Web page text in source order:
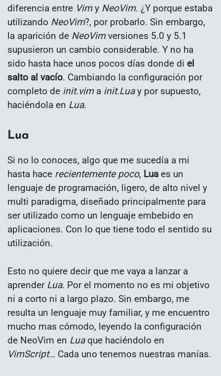
diferencia entre Vimy NeoVim. ¿Y porque estaba
utilizando NeoVim?, por probarlo. Sin embargo,
la aparición de NeoVimversiones 5.0 y 5.1
supusieron un cambio considerable. Y no ha
sido hasta hace unos pocos días donde di el
salto al vacío. Cambiando la configuración por
completo de init.vima init.Luay por supuesto,
haciéndola en Lua.
Lua
Si no lo conoces, algo que me sucedía a mi
hasta hace recientemente poco, Lua es un
lenguaje de programación, ligero, de alto nivel y
multi paradigma, diseñado principalmente para
ser utilizado como un lenguaje embebido en
aplicaciones. Con lo que tiene todo el sentido su
utilización.
Esto no quiere decir que me vaya a lanzar a
aprender Lua. Por el momento no es mi objetivo
ni a corto ni a largo plazo. Sin embargo, me
resulta un lenguaje muy familiar, y me encuentro
mucho mas cómodo, leyendo la configuración
de NeoVim en Luaque haciéndolo en
VimScript… Cada uno tenemos nuestras manías.